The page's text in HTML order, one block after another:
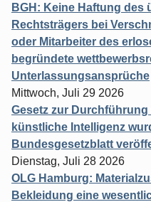
BGH: Keine Haftung des
Rechtsträgers bei
oder Mitarbeiter des
begründete
Unterlassungsansprüche
Mittwoch, Juli 29 2026
Gesetz zur
künstliche Intelligenz
Bundesgesetzblatt
Dienstag, Juli 28 2026
OLG Hamburg:
Bekleidung eine